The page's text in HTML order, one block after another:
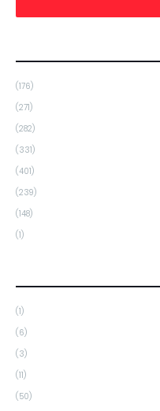
(176)
(271)
(282)
(331)
(401)
(239)
(148)
(1)
(1)
(6)
(3)
(11)
(50)